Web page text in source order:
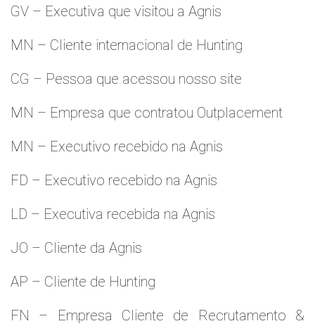
GV – Executiva que visitou a Agnis
MN – Cliente internacional de Hunting
CG – Pessoa que acessou nosso site
MN – Empresa que contratou Outplacement
MN – Executivo recebido na Agnis
FD – Executivo recebido na Agnis
LD – Executiva recebida na Agnis
JO – Cliente da Agnis
AP – Cliente de Hunting
FN – Empresa Cliente de Recrutamento &